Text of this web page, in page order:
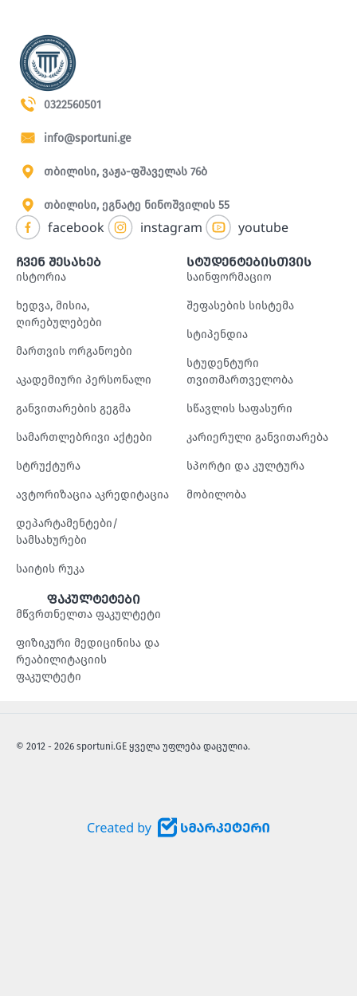
0322560501
info@sportuni.ge
თბილისი, ვაჟა-ფშაველას 76ბ
თბილისი, ეგნატე ნინოშვილის 55
facebook instagram youtube
ჩვენ შესახებ
ისტორია
ხედვა, მისია,
ღირებულებები
მართვის ორგანოები
აკადემიური პერსონალი
განვითარების გეგმა
სამართლებრივი აქტები
სტრუქტურა
ავტორიზაცია აკრედიტაცია
დეპარტამენტები/
სამსახურები
საიტის რუკა
სტუდენტებისთვის
საინფორმაციო
შეფასების სისტემა
სტიპენდია
სტუდენტური
თვითმართველობა
სწავლის საფასური
კარიერული განვითარება
სპორტი და კულტურა
მობილობა
ფაკულტეტები
მწვრთნელთა ფაკულტეტი
ფიზიკური მედიცინისა და
რეაბილიტაციის
ფაკულტეტი
© 2012 - 2026 sportuni.GE ყველა უფლება დაცულია.